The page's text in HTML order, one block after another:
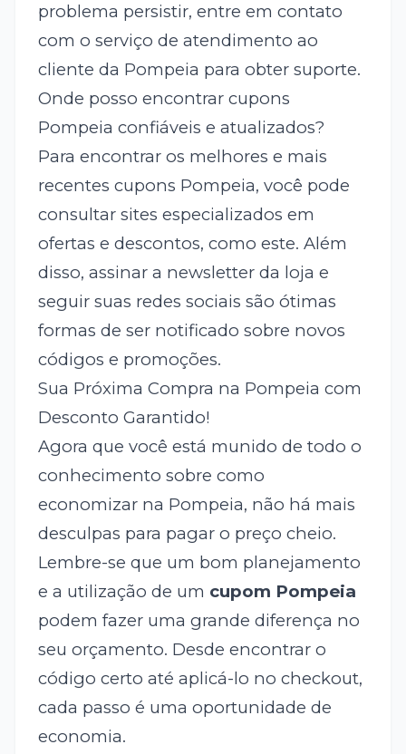
problema persistir, entre em contato
com o serviço de atendimento ao
cliente da Pompeia para obter suporte.
Onde posso encontrar cupons
Pompeia confiáveis e atualizados?
Para encontrar os melhores e mais
recentes cupons Pompeia, você pode
consultar sites especializados em
ofertas e descontos, como este. Além
disso, assinar a newsletter da loja e
seguir suas redes sociais são ótimas
formas de ser notificado sobre novos
códigos e promoções.
Sua Próxima Compra na Pompeia com
Desconto Garantido!
Agora que você está munido de todo o
conhecimento sobre como
economizar na Pompeia, não há mais
desculpas para pagar o preço cheio.
Lembre-se que um bom planejamento
e a utilização de um cupom Pompeia
podem fazer uma grande diferença no
seu orçamento. Desde encontrar o
código certo até aplicá-lo no checkout,
cada passo é uma oportunidade de
economia.